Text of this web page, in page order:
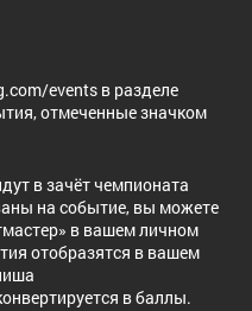
events в разделе
отмеченные значком
в зачёт чемпионата
на событие, вы можете
в вашем личном
отобразятся в вашем
в баллы.